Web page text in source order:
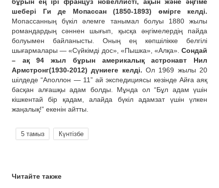
шебері Ги де Мопассан (1850-1893) өмірге келді.
Мопассанның бүкіл әлемге танымал болуы 1880 жылы
романдардың сәннен шығып, қысқа әңгімелердің пайда
болуымен байланысты. Оның ең көпшілікке белгілі
шығармалары — «Сүйкімді дос», «Пышка», «Алқа». Сондай
– ақ 94 жыл бұрын америкалық астронавт Нил
Армстронг(1930-2012) дүниеге келді. Ол 1969 жылы 20
шілдеде “Аполлон — 11” ай экспедициясы кезінде Айға аяқ
басқан алғашқы адам болды. Мұнда ол “Бұл адам үшін
кішкентай бір қадам, алайда бүкіл адамзат үшін үлкен
жаңалық!” екенін айтты.
5 тамыз Күнтізбе
Читайте также